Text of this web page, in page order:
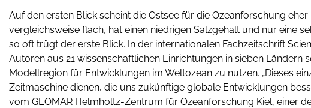
Auf den ersten Blick scheint die Ostsee für die Ozeanforschung
vergleichsweise flach, hat einen niedrigen Salzgehalt und nur eine
so oft trügt der erste Blick. In der internationalen Fachzeitschrift
Autoren aus 21 wissenschaftlichen Einrichtungen in sieben Ländern
Modellregion für Entwicklungen im Weltozean zu nutzen. „Dieses
Zeitmaschine dienen, die uns zukünftige globale Entwicklungen
vom GEOMAR Helmholtz-Zentrum für Ozeanforschung Kiel, einer